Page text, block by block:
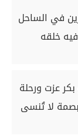
في الساحل
خلقه
الـ93.. أبو بكر عزت ورحلة
لا تُنسى